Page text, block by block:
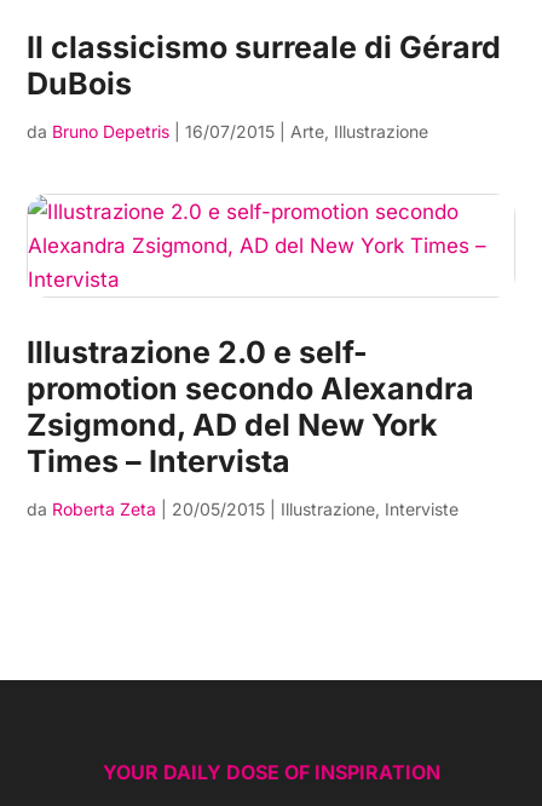
Il classicismo surreale di Gérard
DuBois
da Bruno Depetris |16/07/2015 Arte, Illustrazione
Illustrazione 2.0 e self-
promotion secondo Alexandra
Zsigmond, AD del New York
Times – Intervista
da Roberta Zeta 20/05/2015 Illustrazione, Interviste
YOUR DAILY DOSE OF INSPIRATION